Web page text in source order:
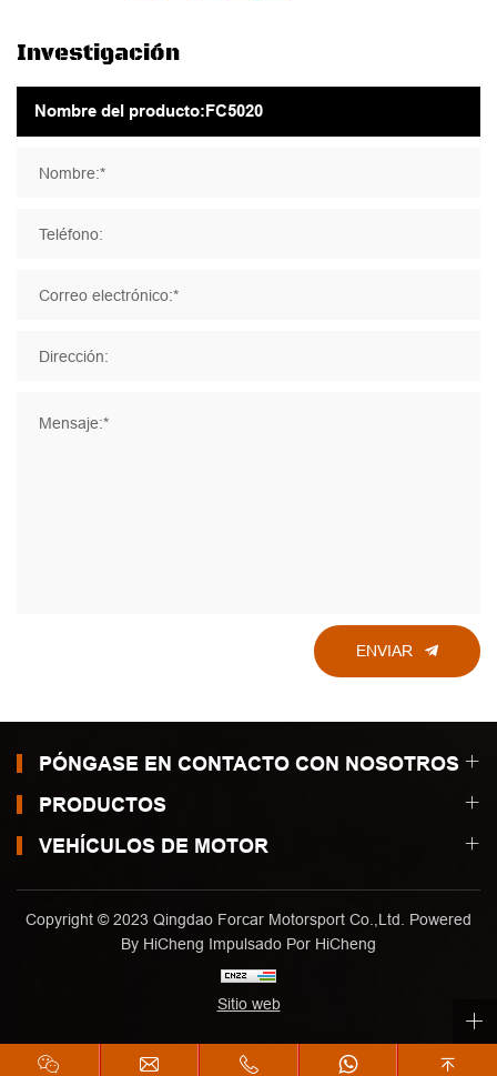
Investigación
Nombre:*
Teléfono:
Correo electrónico:*
Dirección:
Mensaje:*
ENVIAR
PÓNGASE EN CONTACTO CON NOSOTROS
PRODUCTOS
VEHÍCULOS DE MOTOR
Copyright © 2023 Qingdao Forcar Motorsport Co.,Ltd. Powered
By HiCheng Impulsado Por HiCheng
Sitio web